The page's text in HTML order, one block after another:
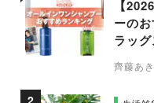
【
ーの
ラッ
齊藤あ